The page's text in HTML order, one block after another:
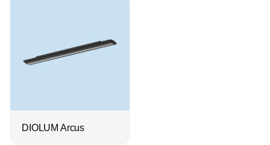
DIOLUM Arcus